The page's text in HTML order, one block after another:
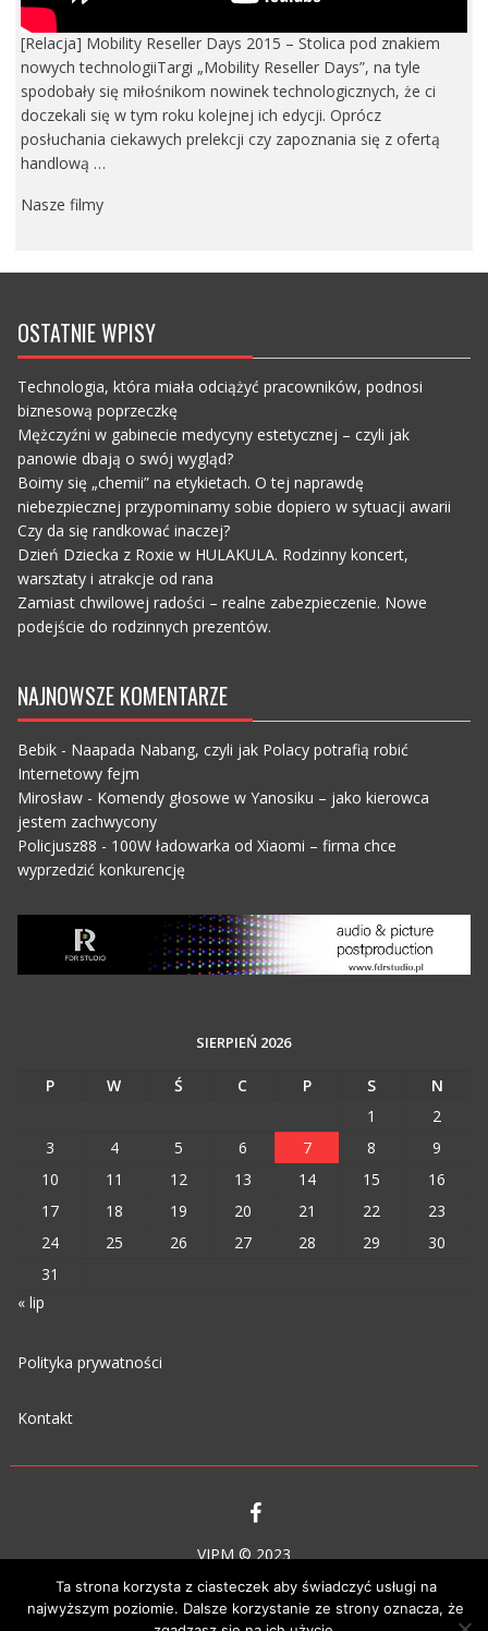
[Relacja] Mobility Reseller Days 2015 – Stolica pod znakiem
nowych technologiiTargi „Mobility Reseller Days”, na tyle
spodobały się miłośnikom nowinek technologicznych, że ci
doczekali się w tym roku kolejnej ich edycji. Oprócz
posłuchania ciekawych prelekcji czy zapoznania się z ofertą
handlową …
Nasze filmy
OSTATNIE WPISY
Technologia, która miała odciążyć pracowników, podnosi
biznesową poprzeczkę
Mężczyźni w gabinecie medycyny estetycznej – czyli jak
panowie dbają o swój wygląd?
Boimy się „chemii” na etykietach. O tej naprawdę
niebezpiecznej przypominamy sobie dopiero w sytuacji awarii
Czy da się randkować inaczej?
Dzień Dziecka z Roxie w HULAKULA. Rodzinny koncert,
warsztaty i atrakcje od rana
Zamiast chwilowej radości – realne zabezpieczenie. Nowe
podejście do rodzinnych prezentów.
NAJNOWSZE KOMENTARZE
Bebik- Naapada Nabang, czyli jak Polacy potrafią robić
Internetowy fejm
Mirosław- Komendy głosowe w Yanosiku – jako kierowca
jestem zachwycony
Policjusz88 - 100W ładowarka od Xiaomi – firma chce
wyprzedzić konkurencję
SIERPIEŃ 2026
P W Ś C P S
N
1
2
3
4 5 6 7 8
9
10
11 12 13 14 15
16
17
18 19 20 21 22
23
24
25 26 27 28 29
30
31
« lip
Polityka prywatności
Kontakt
VIPM © 2023
Ta strona korzysta z ciasteczek aby świadczyć usługi na
najwyższym poziomie. Dalsze korzystanie ze strony oznacza, że